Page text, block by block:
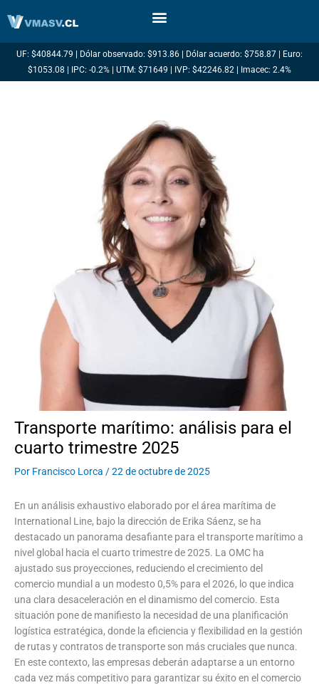
UF: $40844.79 | Dólar observado: $913.86 | Dólar acuerdo: $758.87 | Euro:
$1053.08 | IPC: -0.2% | UTM: $71649 | IVP: $42246.82 | Imacec: 2.4%
Transporte marítimo: análisis para el
cuarto trimestre 2025
Por Francisco Lorca /22 de octubre de 2025
En un análisis exhaustivo elaborado por el área marítima de
International Line, bajo la dirección de Erika Sáenz, se ha
destacado un panorama desafiante para el transporte marítimo a
nivel global hacia el cuarto trimestre de 2025. La OMC ha
ajustado sus proyecciones, reduciendo el crecimiento del
comercio mundial a un modesto 0,5% para el 2026, lo que indica
una clara desaceleración en el dinamismo del comercio. Esta
situación pone de manifiesto la necesidad de una planificación
logística estratégica, donde la eficiencia y flexibilidad en la gestión
de rutas y contratos de transporte son más cruciales que nunca.
En este contexto, las empresas deberán adaptarse a un entorno
cada vez más competitivo para garantizar su éxito en el comercio